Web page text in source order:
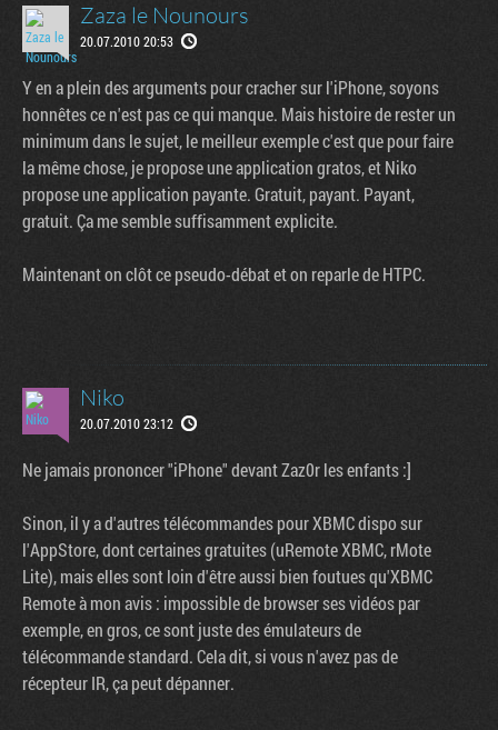
Zaza le Nounours
20.07.2010 20:53
Y en a plein des arguments pour cracher sur l'iPhone, soyons
honnêtes ce n'est pas ce qui manque. Mais histoire de rester un
minimum dans le sujet, le meilleur exemple c'est que pour faire
la même chose, je propose une application gratos, et Niko
propose une application payante. Gratuit, payant. Payant,
gratuit. Ça me semble suffisamment explicite.
Maintenant on clôt ce pseudo-débat et on reparle de HTPC.
Niko
20.07.2010 23:12
Ne jamais prononcer "iPhone" devant Zaz0r les enfants :]
Sinon, il y a d'autres télécommandes pour XBMC dispo sur
l'AppStore, dont certaines gratuites (uRemote XBMC, rMote
Lite), mais elles sont loin d'être aussi bien foutues qu'XBMC
Remote à mon avis : impossible de browser ses vidéos par
exemple, en gros, ce sont juste des émulateurs de
télécommande standard. Cela dit, si vous n'avez pas de
récepteur IR, ça peut dépanner.